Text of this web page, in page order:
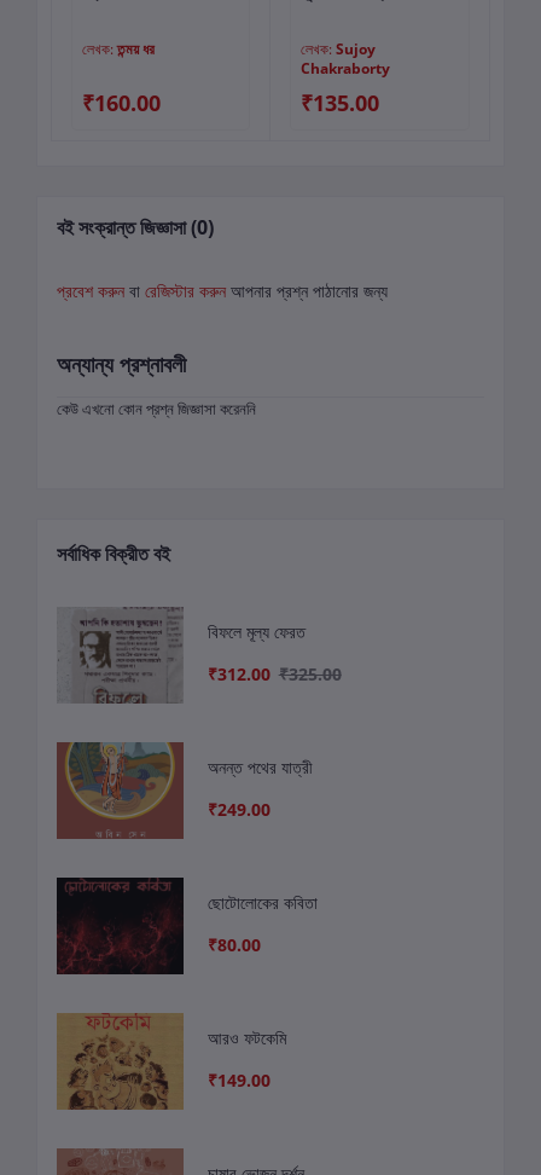
লেখক:তন্ময় ধর
₹160.00
লেখক: Sujoy
Chakraborty
₹135.00
বই সংক্রান্ত জিজ্ঞাসা (0)
প্রবেশ করুন বা রেজিস্টার করুন আপনার প্রশ্ন পাঠানোর জন্য
অন্যান্য প্রশ্নাবলী
কেউ এখনো কোন প্রশ্ন জিজ্ঞাসা করেননি
সর্বাধিক বিক্রীত বই
বিফলে মূল্য ফেরত
₹312.00 ₹325.00
অনন্ত পথের যাত্রী
₹249.00
ছোটোলোকের কবিতা
₹80.00
আরও ফটকেমি
₹149.00